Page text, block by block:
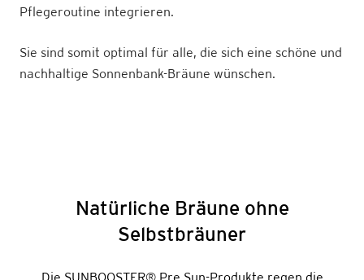
Pflegeroutine integrieren.
Sie sind somit optimal für alle, die sich eine schöne und
nachhaltige Sonnenbank-Bräune wünschen.
Natürliche Bräune ohne
Selbstbräuner